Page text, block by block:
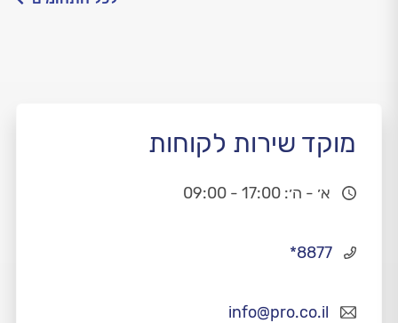
מוקד שירות לקוחות
א׳ - ה׳: 17:00 - 09:00
info@pro.co.il
*8877